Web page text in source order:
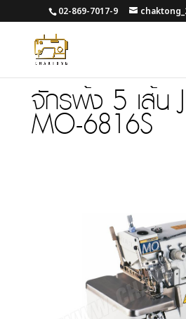
02-869-7017-9
จักรพ้ง 5 เส้น
MO-6816S